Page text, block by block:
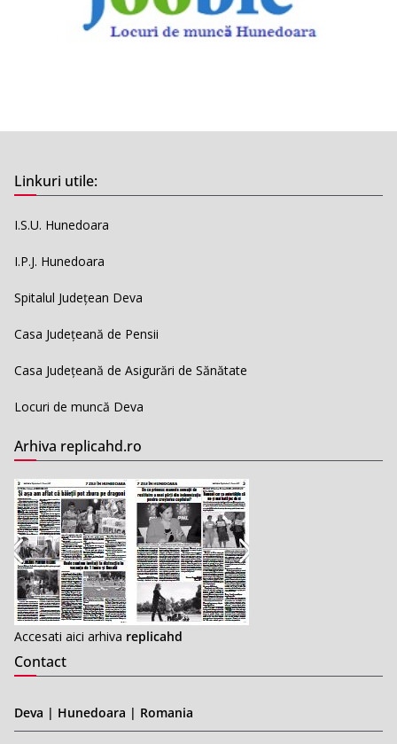
Linkuri utile:
I.S.U. Hunedoara
I.P.J. Hunedoara
Spitalul Județean Deva
Casa Județeană de Pensii
Casa Județeană de Asigurări de Sănătate
Locuri de muncă Deva
Arhiva replicahd.ro
Accesati aici arhiva replicahd
Contact
Deva | Hunedoara | Romania